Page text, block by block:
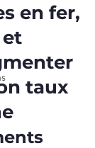
en fer,
taux